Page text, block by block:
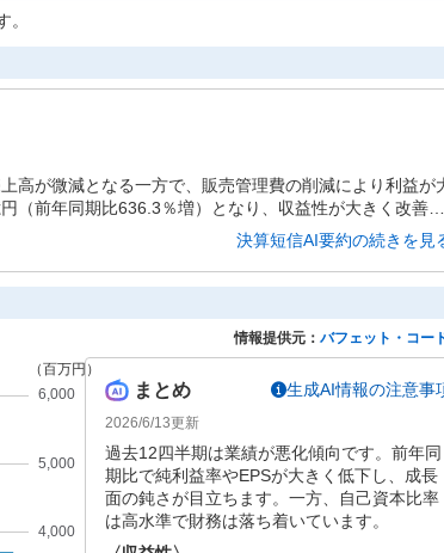
高が微減となる一方で、販売管理費の削減により利益が
（前年同期比636.3％増）となり、収益性が大きく改善し
の継続により損失を見込んでおり、中長期的な成長に向
決算短信AI要約の続きを見
情報提供元： バフェット・コー
まとめ 生成AI情報の注意事
2026/6/13更新
過去12四半期は業績が悪化傾向です。前年同
期比で純利益率やEPSが大きく低下し、成長
面の鈍さが目立ちます。一方、自己資本比率
は高水準で財務は落ち着いています。